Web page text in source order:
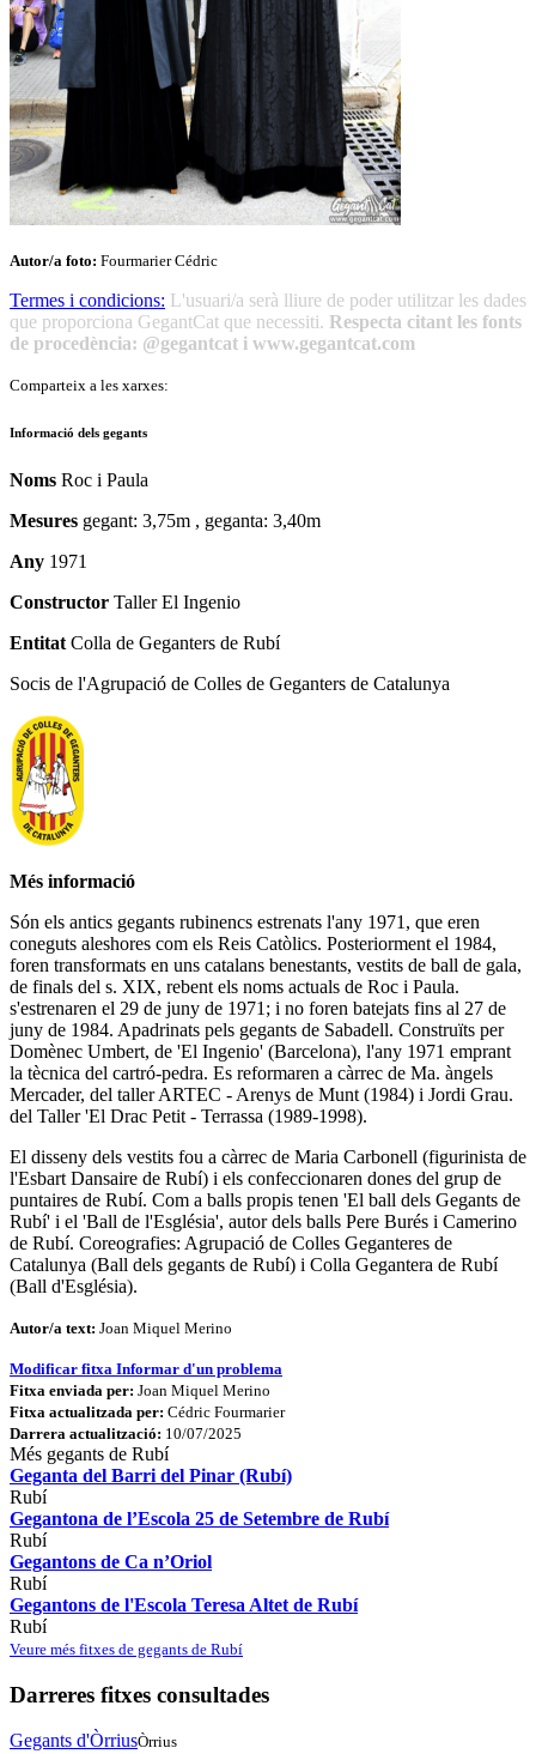
Autor/a foto: Fourmarier Cédric
Termes i condicions: L'usuari/a serà lliure de poder utilitzar les dades
que proporciona GegantCat que necessiti. Respecta citant les fonts
de procedència: @gegantcat i www.gegantcat.com
Comparteix a les xarxes:
Informació dels gegants
Noms Roc i Paula
Mesures gegant: 3,75m , geganta: 3,40m
Any 1971
Constructor Taller El Ingenio
Entitat Colla de Geganters de Rubí
Socis de l'Agrupació de Colles de Geganters de Catalunya
Més informació
Són els antics gegants rubinencs estrenats l'any 1971, que eren
coneguts aleshores com els Reis Catòlics. Posteriorment el 1984,
foren transformats en uns catalans benestants, vestits de ball de gala,
de finals del s. XIX, rebent els noms actuals de Roc i Paula.
s'estrenaren el 29 de juny de 1971; i no foren batejats fins al 27 de
juny de 1984. Apadrinats pels gegants de Sabadell. Construïts per
Domènec Umbert, de 'El Ingenio' (Barcelona), l'any 1971 emprant
la tècnica del cartró-pedra. Es reformaren a càrrec de Ma. àngels
Mercader, del taller ARTEC - Arenys de Munt (1984) i Jordi Grau.
del Taller 'El Drac Petit - Terrassa (1989-1998).
El disseny dels vestits fou a càrrec de Maria Carbonell (figurinista de
l'Esbart Dansaire de Rubí) i els confeccionaren dones del grup de
puntaires de Rubí. Com a balls propis tenen 'El ball dels Gegants de
Rubí' i el 'Ball de l'Església', autor dels balls Pere Burés i Camerino
de Rubí. Coreografies: Agrupació de Colles Geganteres de
Catalunya (Ball dels gegants de Rubí) i Colla Gegantera de Rubí
(Ball d'Església).
Autor/a text: Joan Miquel Merino
Modificar fitxa Informar d'un problema
Fitxa enviada per: Joan Miquel Merino
Fitxa actualitzada per: Cédric Fourmarier
Darrera actualització: 10/07/2025
Més gegants de Rubí
Geganta del Barri del Pinar (Rubí)
Rubí
Gegantona de l’Escola 25 de Setembre de Rubí
Rubí
Gegantons de Ca n’Oriol
Rubí
Gegantons de l'Escola Teresa Altet de Rubí
Rubí
Veure més fitxes de gegants de Rubí
Darreres fitxes consultades
Gegants d'ÒrriusÒrrius